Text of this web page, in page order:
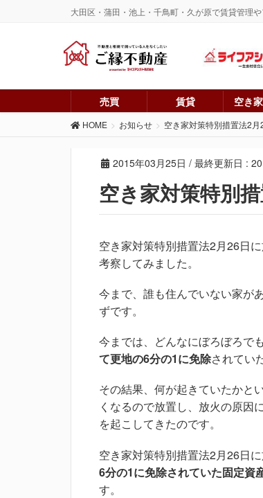
大田区・蒲田・池上・千鳥町・久が原で賃貸管理
売買 賃貸 空き
HOME お知らせ 空き家対策特別措置法2月
2015年03月25日 / 最終更新日 :
空き家対策特別
空き家対策特別措置法2月26日
考察してみました。
今まで、誰も住んでいない家が
ずです。
今までは、どんなにぼろぼろで
て更地の6分の1に免除されてい
その結果、何が起きていたかと
くなるので放置し、放火の原因
を起こしてきたのです。
空き家対策特別措置法2月26日
6分の1に免除されていた固定資
す。